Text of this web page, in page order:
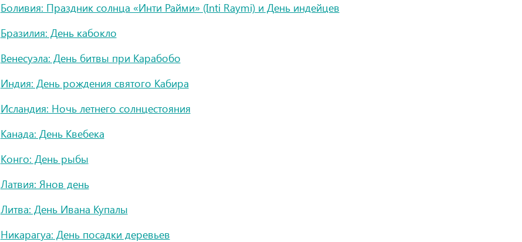
Боливия: Праздник солнца «Инти Райми» (Inti Raymi) и День индейцев
Бразилия: День кабокло
Венесуэла: День битвы при Карабобо
Индия: День рождения святого Кабира
Исландия: Ночь летнего солнцестояния
Канада: День Квебека
Конго: День рыбы
Латвия: Янов день
Литва: День Ивана Купалы
Никарагуа: День посадки деревьев